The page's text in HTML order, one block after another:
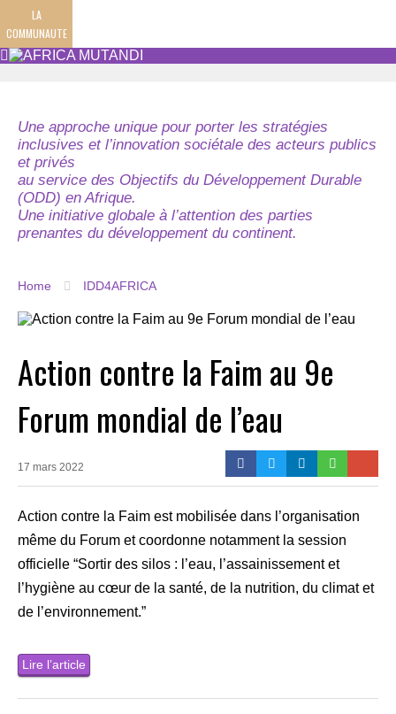
LA
COMMUNAUTE
Une approche unique pour porter les stratégies
inclusives et l’innovation sociétale des acteurs publics
et privés
au service des Objectifs du Développement Durable
(ODD) en Afrique.
Une initiative globale à l’attention des parties
prenantes du développement du continent.
Home IDD4AFRICA
Action contre la Faim au 9e
Forum mondial de l’eau
17 mars 2022
Action contre la Faim est mobilisée dans l’organisation
même du Forum et coordonne notamment la session
officielle “Sortir des silos : l’eau, l’assainissement et
l’hygiène au cœur de la santé, de la nutrition, du climat et
de l’environnement.”
Lire l’article